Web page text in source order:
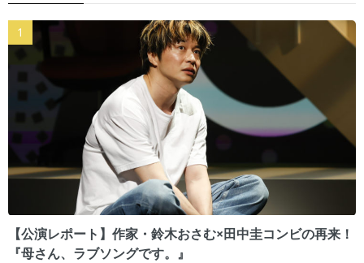
【公演レポート】作家・鈴木おさむ×田中圭コンビの再来！
『母さん、ラブソングです。』